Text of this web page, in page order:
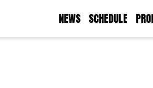
NEWS SCHEDULE